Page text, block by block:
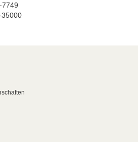
7749
35000